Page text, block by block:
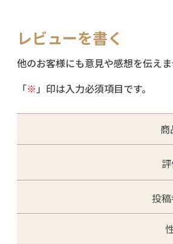
レビューを書く
他のお客様にも意見や感想を伝え
「※ 」印は入力必須項目です。
商
投